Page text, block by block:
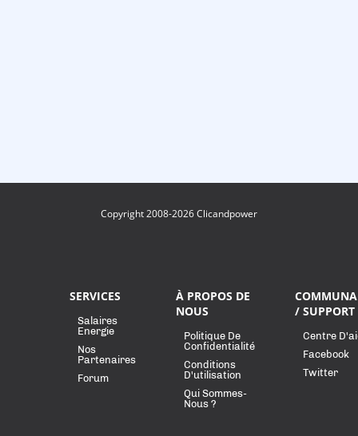
Copyright 2008-2026 Clicandpower
SERVICES
Salaires
Energie
Nos
Partenaires
Forum
À PROPOS DE
NOUS
Politique De
Confidentialité
Conditions
D'utilisation
Qui Sommes-
Nous ?
/ SUPPORT
Centre
Facebook
Twitter